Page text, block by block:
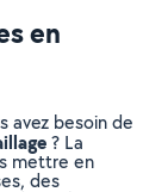
en
avez besoin de
? La
mettre en
des